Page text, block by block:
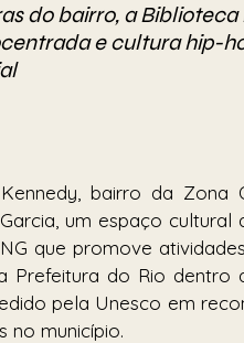
do bairro, a
e cultura hip-
bairro da Zona
um espaço
que promove
Prefeitura do Rio dentro
pela Unesco em
no município.